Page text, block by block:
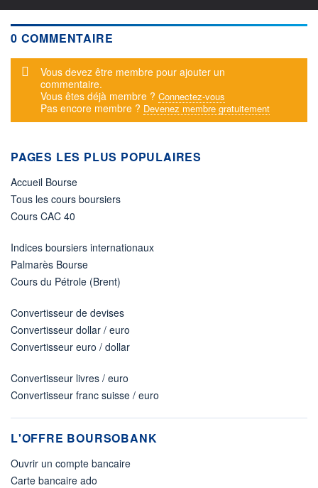
0 COMMENTAIRE
Message d'alerte
Vous devez être membre pour ajouter un
commentaire.
Vous êtes déjà membre ? Connectez-vous
Pas encore membre ? Devenez membre gratuitement
PAGES LES PLUS POPULAIRES
Accueil Bourse
Tous les cours boursiers
Cours CAC 40
Indices boursiers internationaux
Palmarès Bourse
Cours du Pétrole (Brent)
Convertisseur de devises
Convertisseur dollar / euro
Convertisseur euro / dollar
Convertisseur livres / euro
Convertisseur franc suisse / euro
L'OFFRE BOURSOBANK
Ouvrir un compte bancaire
Carte bancaire ado